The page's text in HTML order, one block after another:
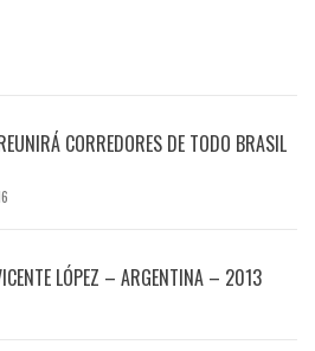
CORREDORES DE TODO BRASIL
LÓPEZ – ARGENTINA – 2013